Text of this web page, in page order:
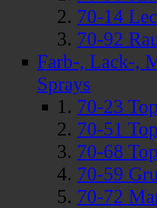
70-14
70-92
Farb-, Lack-,
Sprays
70-23
70-51
70-68
70-59
70-72